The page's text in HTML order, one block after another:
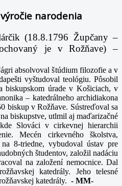
narodenia
(18.8.1796 Župčany –
je v Rožňave) –
absolvoval štúdium filozofie a v
vyštudoval teológiu. Pôsobil
biskupskom úrade v Košiciach, v
– katedrálneho archidiakona
biskup v Rožňave. Sústreďoval sa
biskupstve, utlmil aj maďarizačné
Slováci v cirkevnej hierarchii
Mecén cirkevného školstva,
8-triedne, vybudoval ústav pre
študentov, založil nadáciu
na založení nemocnice. Dal
katedrály. Jeho telesné
katedrály. - MM-